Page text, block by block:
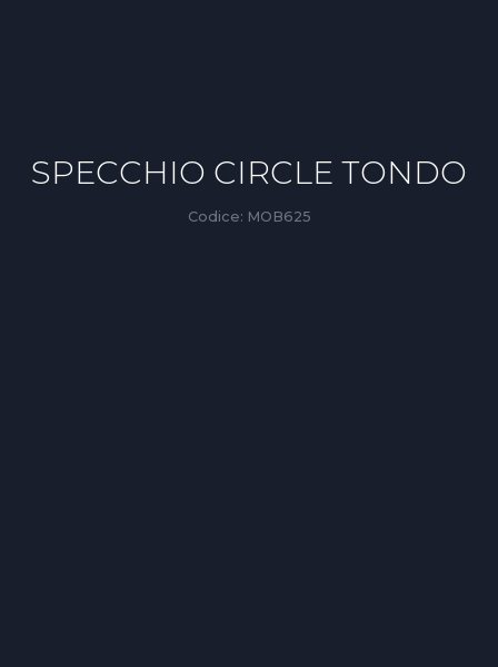
SPECCHIO CIRCLE TONDO
Codice: MOB625